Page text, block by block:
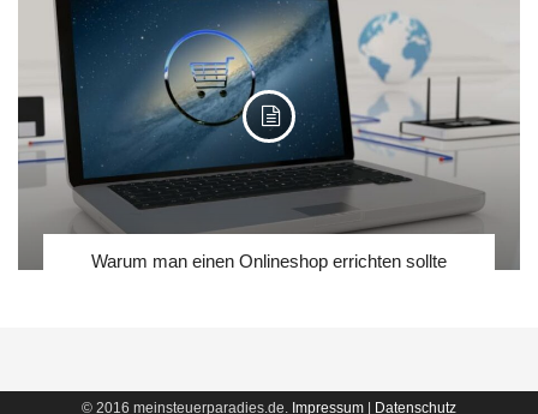
Warum man einen Onlineshop errichten sollte
© 2016 meinsteuerparadies.de. Impressum Datenschutz